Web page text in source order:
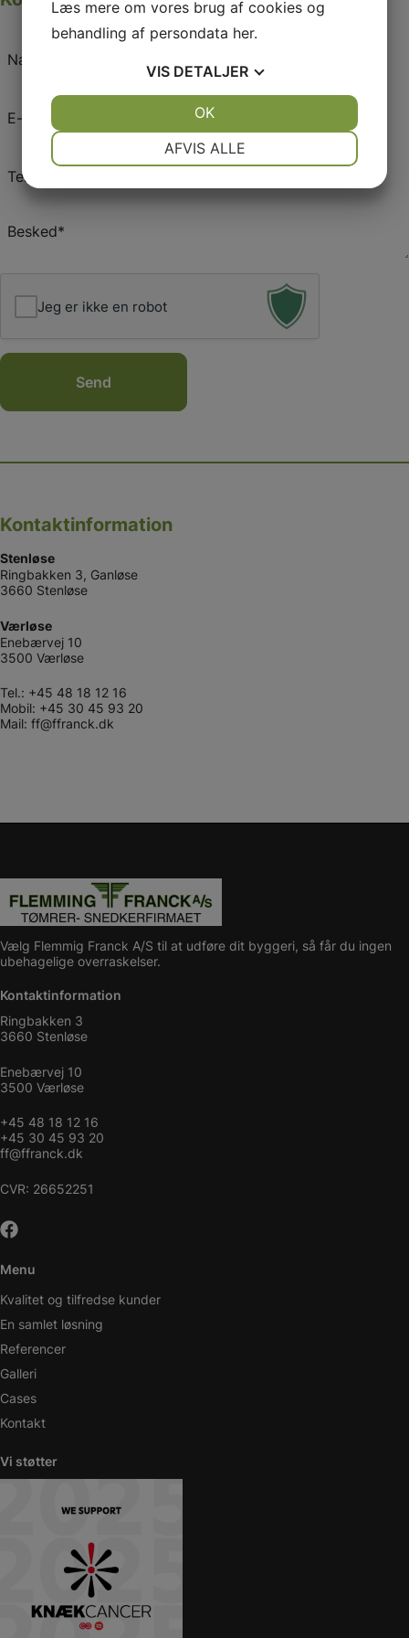
mail
Telefon
Besked
Jeg er ikke en robot
Kontaktinformation
Stenløse
Ringbakken 3, Ganløse
3660 Stenløse
Værløse
Enebærvej 10
3500 Værløse
Tel.: +45 48 18 12 16
Mobil: +45 30 45 93 20
Mail: ff@ffranck.dk
Vælg Flemmig Franck A/S til at udføre dit byggeri, så får du ingen
ubehagelige overraskelser.
Kontaktinformation
Ringbakken 3
3660 Stenløse
Enebærvej 10
3500 Værløse
+45 48 18 12 16
+45 30 45 93 20
ff@ffranck.dk
CVR: 26652251
Menu
Kvalitet og tilfredse kunder
En samlet løsning
Referencer
Galleri
Cases
Kontakt
Vi støtter
Læs mere om vores brug af cookies og
behandling af persondata her.
VIS DETALJER
AFVIS ALLE
OK